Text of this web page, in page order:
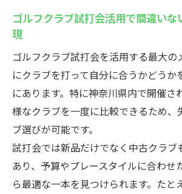
ゴルフクラブ試打会活用で間違い
現
ゴルフクラブ試打会を活用する最大の
にクラブを打って自分に合うかどうか
にあります。特に神奈川県内で開催さ
様なクラブを一度に比較できるため、
ブ選びが可能です。
試打会では新品だけでなく中古クラブ
あり、予算やプレースタイルに合わせ
ら最適な一本を見つけられます。たと